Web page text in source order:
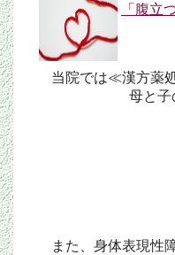
「 腹立
当院では≪漢方薬
母と子
また、身体表現性